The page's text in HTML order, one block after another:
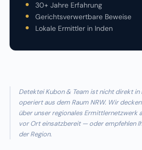
30+ Jahre Erfahrung
Gerichtsverwertbare Beweise
Lokale Ermittler in Inden
Detektei Kubon & Team ist nicht direkt in
operiert aus dem Raum NRW. Wir
über unser regionales Ermittlernetzwerk
vor Ort einsatzbereit — oder empfehlen
der Region.